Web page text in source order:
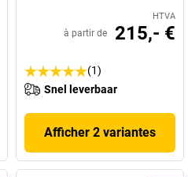
HTVA
à partir de 215,- €
(1)
Snel leverbaar
Afficher 2 variantes